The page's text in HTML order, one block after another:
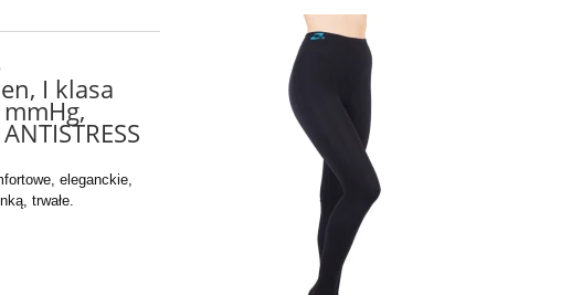
I klasa
eleganckie,
trwałe.